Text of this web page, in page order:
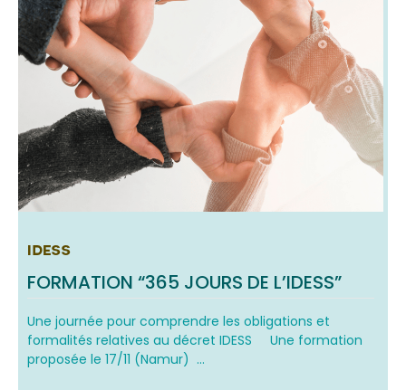
IDESS
FORMATION “365 JOURS DE L’IDESS”
Une journée pour comprendre les obligations et
formalités relatives au décret IDESS Une formation
proposée le 17/11 (Namur) ...